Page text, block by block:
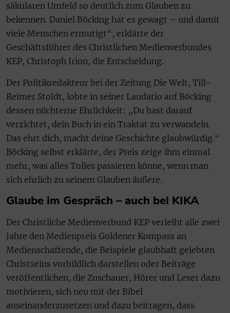
säkularen Umfeld so deutlich zum Glauben zu
bekennen. Daniel Böcking hat es gewagt – und damit
viele Menschen ermutigt“, erklärte der
Geschäftsführer des Christlichen Medienverbundes
KEP, Christoph Irion, die Entscheidung.
Der Politikredakteur bei der Zeitung Die Welt, Till-
Reimer Stoldt, lobte in seiner Laudatio auf Böcking
dessen nüchterne Ehrlichkeit: „Du hast darauf
verzichtet, dein Buch in ein Traktat zu verwandeln.
Das ehrt dich, macht deine Geschichte glaubwürdig.“
Böcking selbst erklärte, der Preis zeige ihm einmal
mehr, was alles Tolles passieren könne, wenn man
sich ehrlich zu seinem Glauben äußere.
Glaube im Gespräch – auch bei KIKA
Der Christliche Medienverbund KEP verleiht alle zwei
Jahre den Medienpreis Goldener Kompass an
Medienschaffende, die Beispiele glaubhaft gelebten
Christseins vorbildlich darstellen oder Beiträge
veröffentlichen, die Zuschauer, Hörer und Leser dazu
motivieren, sich neu mit der Bibel
auseinanderzusetzen und dazu beitragen, dass